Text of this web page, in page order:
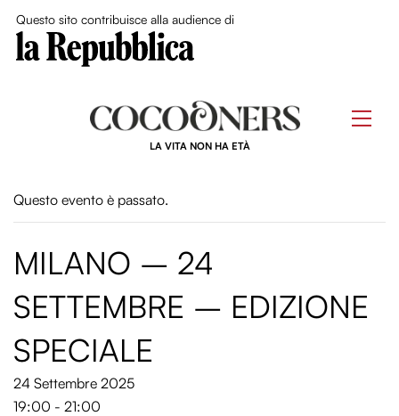
Questo sito contribuisce alla audience di
LA VITA NON HA ETÀ
Questo evento è passato.
MILANO – 24
SETTEMBRE – EDIZIONE
SPECIALE
24 Settembre 2025
19:00 - 21:00